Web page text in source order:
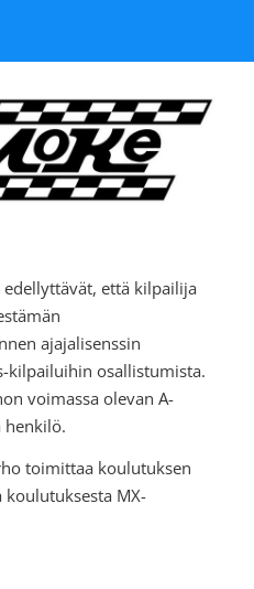
Kangasalan
edellyttävät, että kilpailija
ajajalisenssin
kilpailuihin osallistumista.
voimassa olevan A-
henkilö.
toimittaa koulutuksen
MX-